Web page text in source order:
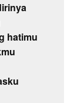
hatimu